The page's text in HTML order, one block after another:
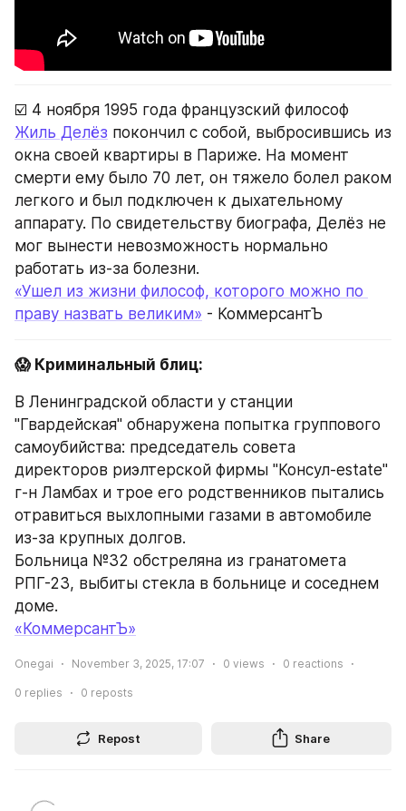
Жиль Делёз покончил с собой, выбросившись из
окна своей квартиры в Париже. На момент
смерти ему было 70 лет, он тяжело болел раком
легкого и был подключен к дыхательному
аппарату. По свидетельству биографа, Делёз не
мог вынести невозможность нормально
работать из-за болезни.
«Ушел из жизни философ, которого можно по
праву назвать великим» - КоммерсантЪ
😱 Криминальный блиц:
В Ленинградской области у станции
"Гвардейская" обнаружена попытка группового
самоубийства: председатель совета
директоров риэлтерской фирмы "Консул-estate"
г-н Ламбах и трое его родственников пытались
отравиться выхлопными газами в автомобиле
из-за крупных долгов.
Больница №32 обстреляна из гранатомета
РПГ-23, выбиты стекла в больнице и соседнем
доме.
«КоммерсантЪ»
Onegai November 3, 2025, 17:07 0 views 0 reactions
0 replies 0 reposts
Repost Share